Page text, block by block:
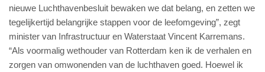
nieuwe Luchthavenbesluit bewaken we dat belang, en zetten we
tegelijkertijd belangrijke stappen voor de leefomgeving”, zegt
minister van Infrastructuur en Waterstaat Vincent Karremans.
“Als voormalig wethouder van Rotterdam ken ik de verhalen en
zorgen van omwonenden van de luchthaven goed. Hoewel ik